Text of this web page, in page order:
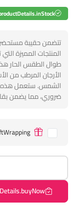
تتضمن حقيبة
المنتجات المميزة
طوال الطقس الحار
الأرجان المرطب من
الشمس. ستعمل هذه
ضروري، مما يضمن